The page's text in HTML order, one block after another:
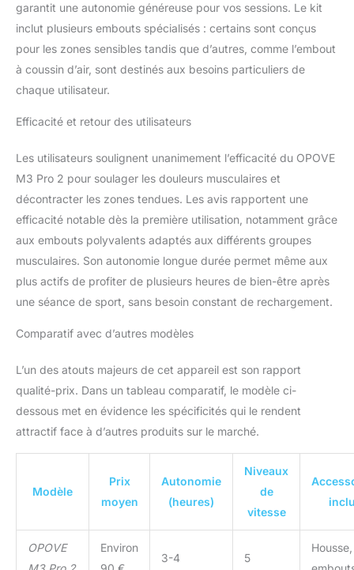
équipé de 6 têtes de
massage pour différentes
parties du corps. Vous
pouvez ainsi masser et
détendre les muscles de tout
pistolet de massage
fabriqué en aluminium de
haute qualité, et la batterie de
2600mAh peut être
rechargée pendant 2,5
heures, ce qui fournit jusqu'à
4-8 heures d'expérience de
massage extraordinaire (avec
sa protection d'arrêt
automatique de 30 minutes).
【Hidden Vent】Le pistolet de
est équipé d'évents cachés
musculaire de mieux dissiper
la chaleur, ce qui augmente
sa durabilité et empêche les
clients d'être dérangés par
internes pendant l'utilisation.
De plus, le pistolet massage
Opove ne pèse que 1,1 kg, ce
qui le rend facile à transporter
pistolet de massage OPOVE
garantit une autonomie généreuse pour vos sessions. Le kit
inclut plusieurs embouts spécialisés : certains sont conçus
pour les zones sensibles tandis que d’autres, comme l’embout
à coussin d’air, sont destinés aux besoins particuliers de
chaque utilisateur.
Efficacité et retour des utilisateurs
Les utilisateurs soulignent unanimement l’efficacité du OPOVE
M3 Pro 2 pour soulager les douleurs musculaires et
décontracter les zones tendues. Les avis rapportent une
efficacité notable dès la première utilisation, notamment grâce
aux embouts polyvalents adaptés aux différents groupes
musculaires. Son autonomie longue durée permet même aux
plus actifs de profiter de plusieurs heures de bien-être après
une séance de sport, sans besoin constant de rechargement.
Comparatif avec d’autres modèles
L’un des atouts majeurs de cet appareil est son rapport
qualité-prix. Dans un tableau comparatif, le modèle ci-
dessous met en évidence les spécificités qui le rendent
attractif face à d’autres produits sur le marché.
Modèle
Prix
moyen
Autonomie
(heures)
Niveaux
de
vitesse
OPOVE
Environ
3-4 5